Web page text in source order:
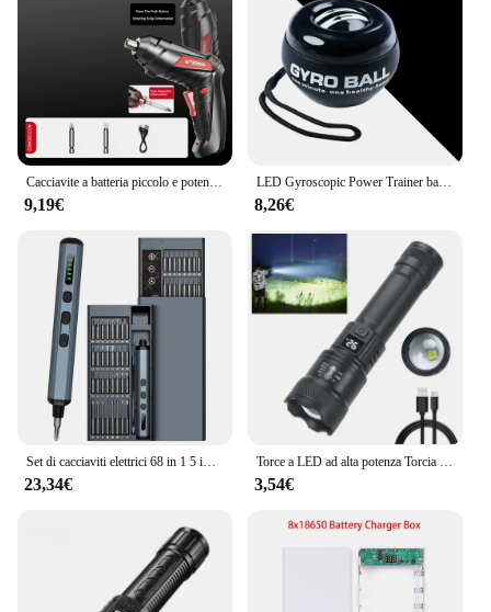
Cacciavite a batteria piccolo e potente ricaricabile 4.2V 6Nm 1300mAh 250rpm cacciaviti cacciavite elettrico Set di cacciaviti
9,19€
LED Gyroscopic Power Trainer ball autofstart Range Gyro Power polso Ball Arm Hand Muscle Force Trainer attrezzature per il Fitness
8,26€
Set di cacciaviti elettrici 68 in 1 5 impostazioni di coppia Utensile elettrico di precisione Punte per cacciavite magnetiche per occhiali iPhone Orologio PC
23,34€
Torce a LED ad alta potenza Torcia tattica da 2000LM con luce display Ricarica USB Lanterna con zoom di emergenza per pesca da campeggio
3,54€